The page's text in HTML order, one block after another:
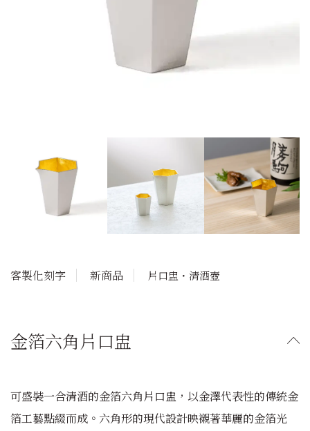
客製化刻字 新商品 片口盅・清酒壺
金箔六角片口盅
可盛裝一合清酒的金箔六角片口盅，以金澤代表性的傳統金
箔工藝點綴而成。六角形的現代設計映襯著華麗的金箔光